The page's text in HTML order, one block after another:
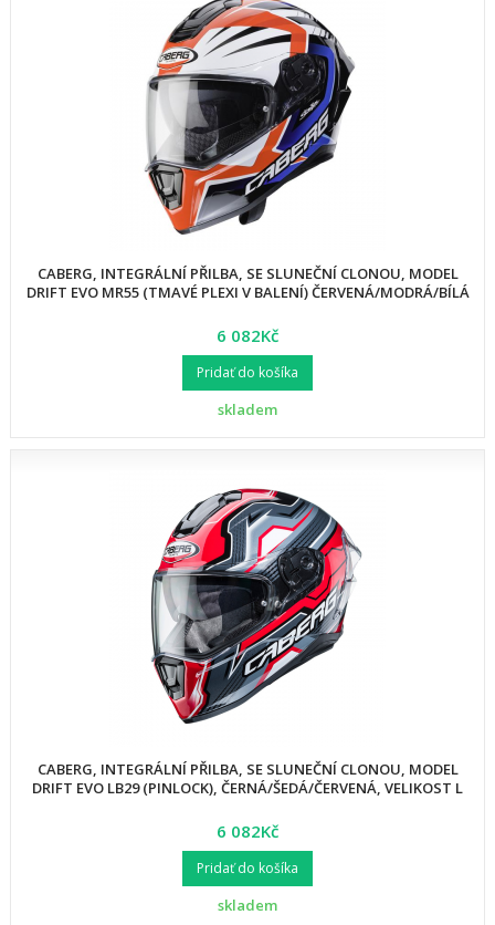
CABERG, INTEGRÁLNÍ PŘILBA, SE SLUNEČNÍ CLONOU, MODEL
DRIFT EVO MR55 (TMAVÉ PLEXI V BALENÍ) ČERVENÁ/MODRÁ/BÍLÁ
6 082Kč
Pridať do košíka
skladem
CABERG, INTEGRÁLNÍ PŘILBA, SE SLUNEČNÍ CLONOU, MODEL
DRIFT EVO LB29 (PINLOCK), ČERNÁ/ŠEDÁ/ČERVENÁ, VELIKOST L
6 082Kč
Pridať do košíka
skladem